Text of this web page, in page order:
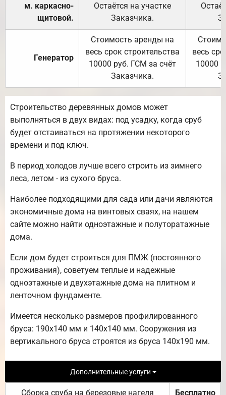
м. каркасно-
щитовой.
Остаётся на участке
Заказчика.
Генератор
Стоимость аренды на
весь срок строительства
10000 руб. ГСМ за счёт
Заказчика.
весь
10000
Строительство деревянных домов может
выполняться в двух видах: под усадку, когда сруб
будет отстаиваться на протяжении некоторого
времени и под ключ.
В период холодов лучше всего строить из зимнего
леса, летом - из сухого бруса.
Наиболее подходящими для сада или дачи являются
экономичные дома на винтовых сваях, на нашем
сайте можно найти одноэтажные и полуторатажные
дома.
Если дом будет строиться для ПМЖ (постоянного
проживания), советуем теплые и надежные
одноэтажные и двухэтажные дома на плитном и
ленточном фундаменте.
Имеется несколько размеров профилированного
бруса: 190х140 мм и 140х140 мм. Сооружения из
вертикального бруса строятся из бруса 140х190 мм.
Дополнительные услуги
Сборка сруба на березовые нагеля Бесплатно